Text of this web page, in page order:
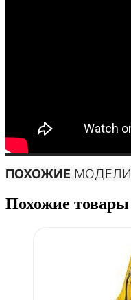
ПОХОЖИЕ МОДЕЛИ
Похожие товары